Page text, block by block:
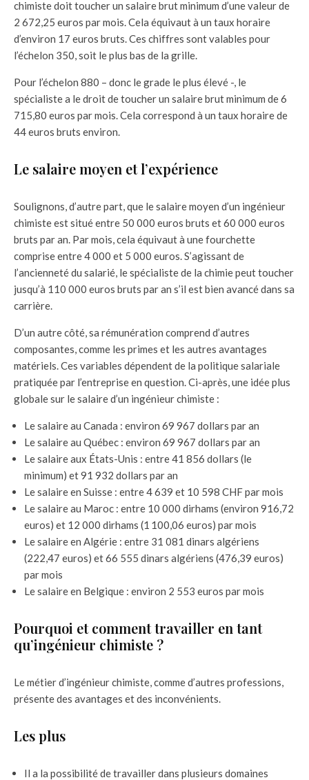
chimiste doit toucher un salaire brut minimum d’une valeur de
2 672,25 euros par mois. Cela équivaut à un taux horaire
d’environ 17 euros bruts. Ces chiffres sont valables pour
l’échelon 350, soit le plus bas de la grille.
Pour l’échelon 880 – donc le grade le plus élevé -, le
spécialiste a le droit de toucher un salaire brut minimum de 6
715,80 euros par mois. Cela correspond à un taux horaire de
44 euros bruts environ.
Le salaire moyen et l’expérience
Soulignons, d’autre part, que le salaire moyen d’un ingénieur
chimiste est situé entre 50 000 euros bruts et 60 000 euros
bruts par an. Par mois, cela équivaut à une fourchette
comprise entre 4 000 et 5 000 euros. S’agissant de
l’ancienneté du salarié, le spécialiste de la chimie peut toucher
jusqu’à 110 000 euros bruts par an s’il est bien avancé dans sa
carrière.
D’un autre côté, sa rémunération comprend d’autres
composantes, comme les primes et les autres avantages
matériels. Ces variables dépendent de la politique salariale
pratiquée par l’entreprise en question. Ci-après, une idée plus
globale sur le salaire d’un ingénieur chimiste :
Le salaire au Canada : environ 69 967 dollars par an
Le salaire au Québec : environ 69 967 dollars par an
Le salaire aux États-Unis : entre 41 856 dollars (le
minimum) et 91 932 dollars par an
Le salaire en Suisse : entre 4 639 et 10 598 CHF par mois
Le salaire au Maroc : entre 10 000 dirhams (environ 916,72
euros) et 12 000 dirhams (1 100,06 euros) par mois
Le salaire en Algérie : entre 31 081 dinars algériens
(222,47 euros) et 66 555 dinars algériens (476,39 euros)
par mois
Le salaire en Belgique : environ 2 553 euros par mois
Pourquoi et comment travailler en tant
qu’ingénieur chimiste ?
Le métier d’ingénieur chimiste, comme d’autres professions,
présente des avantages et des inconvénients.
Les plus
Il a la possibilité de travailler dans plusieurs domaines